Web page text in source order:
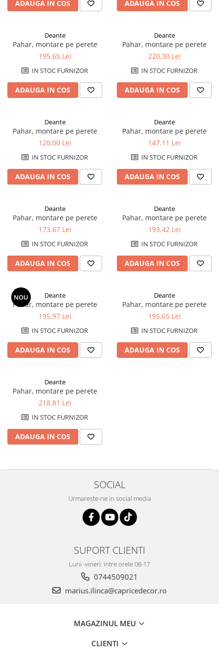
Paravane de cada
Seturi baterii
Baterii lavoar
Baterii bideu
Baterii cada
Seturi de dus
Sisteme de dus incastrate
Coloane de dus
Brate si palarii de dus
Pare, furtunuri si accesorii dus
Module de dus incastrate
Rezervoare incastrate
Rezervoare aparente
Clapete de actionare
Cabine de dus
Cabine simple de dus
Panouri si usi de dus
Cadite de dus
Rigole de dus
Mobilier baie
Seturi mobilier baie
Dulapuri cu oglinda
Oglinzi baie, oglinzi cosmetice si
corpuri de iluminat
Accesorii baie
Seturi de accesorii
Savoniere
Suport hartie igienica
Cuiere si suporti prosop
Sifoane, racorduri si ventile
Protecție pentru lemn și piatră
Hidroizolații/Terase și Acoperișuri
Tehnici decorative Jeger
Microciment
Aditivi microciment
Protectia microcimentului
Cornise tavan
ADAUGA IN COS ADAUGA IN COS
Deante
Pahar, montare pe perete
195,65 Lei
IN STOC FURNIZOR
ADAUGA IN COS
Deante
Pahar, montare pe perete
220,30 Lei
IN STOC FURNIZOR
ADAUGA IN COS
Deante
Pahar, montare pe perete
120,00 Lei
IN STOC FURNIZOR
ADAUGA IN COS
Deante
Pahar, montare pe perete
147,11 Lei
IN STOC FURNIZOR
ADAUGA IN COS
Deante
Pahar, montare pe perete
173,67 Lei
IN STOC FURNIZOR
ADAUGA IN COS
Deante
Pahar, montare pe perete
193,42 Lei
IN STOC FURNIZOR
ADAUGA IN COS
NOU Deante
Pahar, montare pe perete
195,97 Lei
IN STOC FURNIZOR
ADAUGA IN COS
Deante
Pahar, montare pe perete
195,65 Lei
IN STOC FURNIZOR
ADAUGA IN COS
Deante
Pahar, montare pe perete
218,81 Lei
IN STOC FURNIZOR
ADAUGA IN COS
SOCIAL
Urmareste-ne in social media
SUPORT CLIENTI
Luni -vineri: intre orele 08-17
0744509021
marius.ilinca@capricedecor.ro
MAGAZINUL MEU
CLIENTI